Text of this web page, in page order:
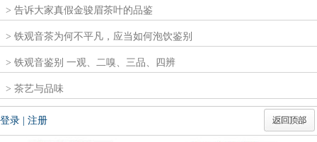
> 告诉大家真假金骏眉茶叶的品鉴
> 铁观音茶为何不平凡，应当如何泡饮鉴别
> 铁观音鉴别 一观、二嗅、三品、四辨
> 茶艺与品味
登录 | 注册